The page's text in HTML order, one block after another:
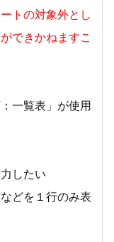
トの対象外とし
できかねますこ
一覧表」が使用
したい
どを１行のみ表